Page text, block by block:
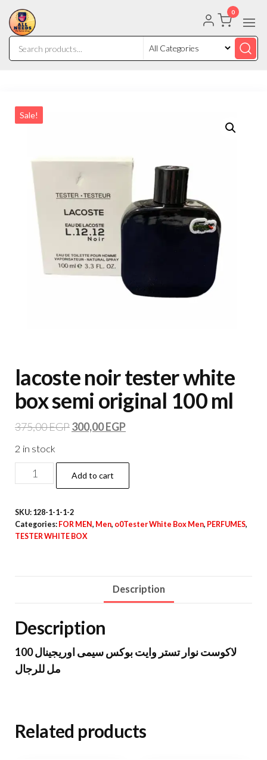
0
Sale!
lacoste noir tester white
box semi original 100 ml
375,00EGP300,00EGP
2 in stock
Add to cart
SKU: 128-1-1-1-2
Categories: FOR MEN, Men, o0Tester White Box Men, PERFUMES,
TESTER WHITE BOX
Description
Description
لاكوست نوار تستر وايت بوكس سيمى اوريجينال 100
مل للرجال
Related products